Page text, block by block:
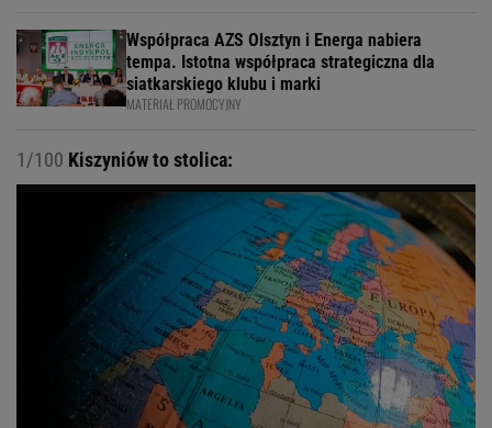
Współpraca AZS Olsztyn i Energa nabiera
tempa. Istotna współpraca strategiczna dla
siatkarskiego klubu i marki
MATERIAŁ PROMOCYJNY
1/100 Kiszyniów to stolica: